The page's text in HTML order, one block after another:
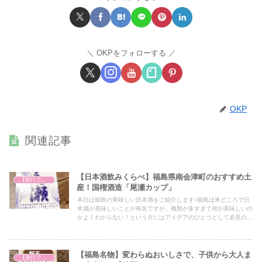
OKPをフォローする
OKP
関連記事
【旅行で心を癒そう】
【日本酒飲みくらべ】福島県南会津町のおすすめ土
産！国権酒造「尾瀬カップ」
本日は福島の美味しい日本酒をご紹介します♪福島は米どころで日
本酒が美味しいことが有名ですが、種類が多すぎて何が美味しいの
かよくわからない！という方にはアイデアのひとつとして必見の内
【旅行で心を癒そう】
【福島名物】変わらぬおいしさで、子供から大人ま